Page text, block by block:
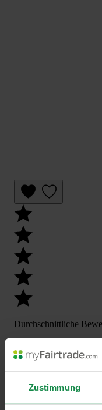
Zustimmung
Durchschnittliche
Hochdosiert & sehr
50 mlCHF 240.00 / 1
In den Warenkorb